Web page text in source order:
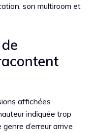
son multiroom et
affichées
indiquée trop
d’erreur arrive